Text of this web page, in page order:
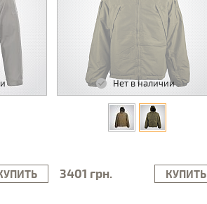
Нет в наличии
3401 грн. КУПИТЬ